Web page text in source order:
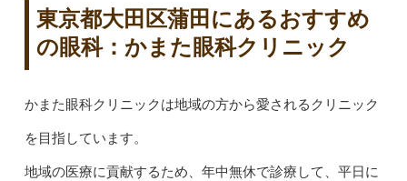
東京都大田区蒲田にあるおすすめ
の眼科：かまた眼科クリニック
かまた眼科クリニックは地域の方から愛されるクリニック
を目指しています。
地域の医療に貢献するため、年中無休で診療して、平日に